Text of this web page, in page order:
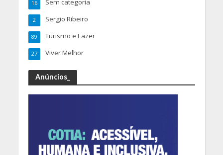
Sem categoria
16
Sergio Ribeiro
2
Turismo e Lazer
89
Viver Melhor
27
Anúncios_